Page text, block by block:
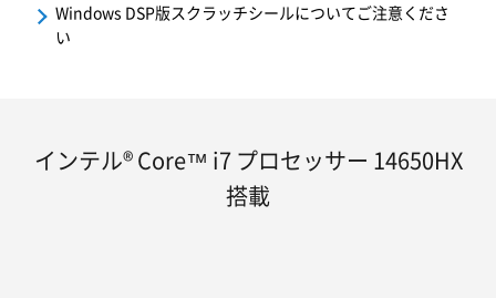
Windows DSP版スクラッチシールについてご注意くださ
い
インテル® Core™ i7 プロセッサー 14650HX
搭載